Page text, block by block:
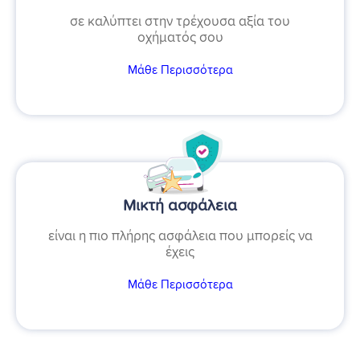
σε καλύπτει στην τρέχουσα αξία του
οχήματός σου
Μάθε Περισσότερα
Μικτή ασφάλεια
είναι η πιο πλήρης ασφάλεια που μπορείς να
έχεις
Μάθε Περισσότερα